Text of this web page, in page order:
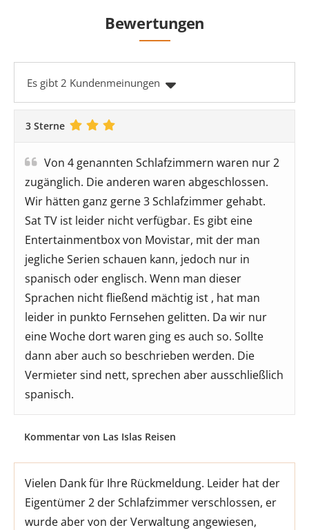
Bewertungen
Es gibt 2 Kundenmeinungen
3 Sterne
Von 4 genannten Schlafzimmern waren nur 2
zugänglich. Die anderen waren abgeschlossen.
Wir hätten ganz gerne 3 Schlafzimmer gehabt.
Sat TV ist leider nicht verfügbar. Es gibt eine
Entertainmentbox von Movistar, mit der man
jegliche Serien schauen kann, jedoch nur in
spanisch oder englisch. Wenn man dieser
Sprachen nicht fließend mächtig ist , hat man
leider in punkto Fernsehen gelitten. Da wir nur
eine Woche dort waren ging es auch so. Sollte
dann aber auch so beschrieben werden. Die
Vermieter sind nett, sprechen aber ausschließlich
spanisch.
Kommentar von Las Islas Reisen
Vielen Dank für Ihre Rückmeldung. Leider hat der
Eigentümer 2 der Schlafzimmer verschlossen, er
wurde aber von der Verwaltung angewiesen,